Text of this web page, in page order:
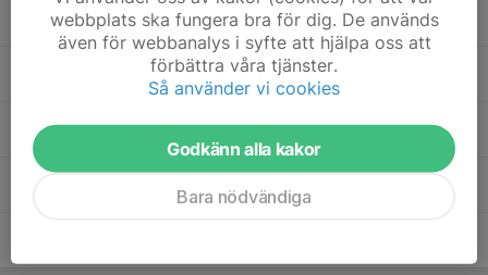
19. Mio Roos
20. Ebbe Lund
21. Valter Larson
webbplats ska fungera bra för dig. De används
även för webbanalys i syfte att hjälpa oss att
förbättra våra tjänster.
Så använder vi cookies
Godkänn alla kakor
Bara nödvändiga